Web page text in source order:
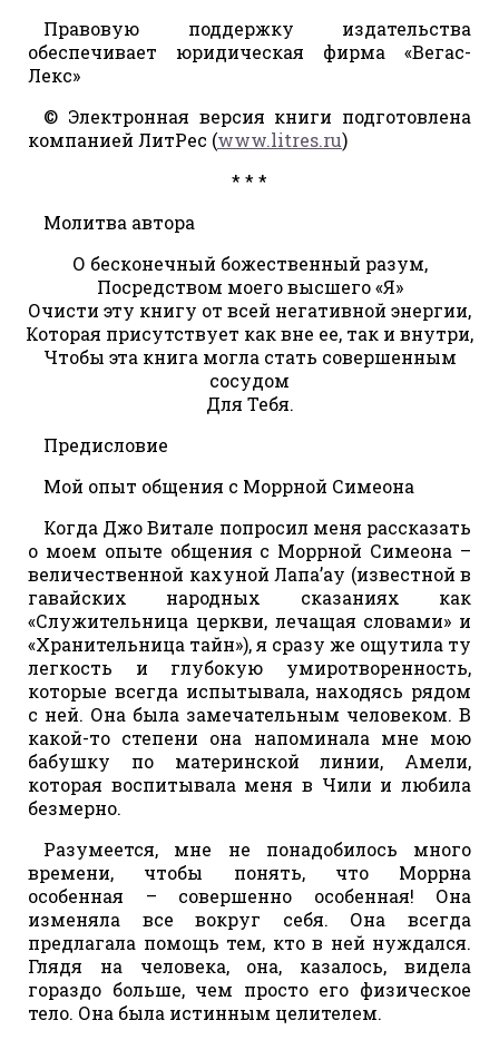
Правовую поддержку издательства
обеспечивает юридическая фирма «Вегас-
Лекс»
© Электронная версия книги подготовлена
компанией ЛитРес (www.litres.ru)
* * *
Молитва автора
О бесконечный божественный разум,
Посредством моего высшего «Я»
Очисти эту книгу от всей негативной энергии,
Которая присутствует как вне ее, так и внутри,
Чтобы эта книга могла стать совершенным
сосудом
Для Тебя.
Предисловие
Мой опыт общения с Моррной Симеона
Когда Джо Витале попросил меня рассказать
о моем опыте общения с Моррной Симеона –
величественной кахуной Лапа’ау (известной в
гавайских народных сказаниях как
«Служительница церкви, лечащая словами» и
«Хранительница тайн»), я сразу же ощутила ту
легкость и глубокую умиротворенность,
которые всегда испытывала, находясь рядом
с ней. Она была замечательным человеком. В
какой-то степени она напоминала мне мою
бабушку по материнской линии, Амели,
которая воспитывала меня в Чили и любила
безмерно.
Разумеется, мне не понадобилось много
времени, чтобы понять, что Моррна
особенная – совершенно особенная! Она
изменяла все вокруг себя. Она всегда
предлагала помощь тем, кто в ней нуждался.
Глядя на человека, она, казалось, видела
гораздо больше, чем просто его физическое
тело. Она была истинным целителем.